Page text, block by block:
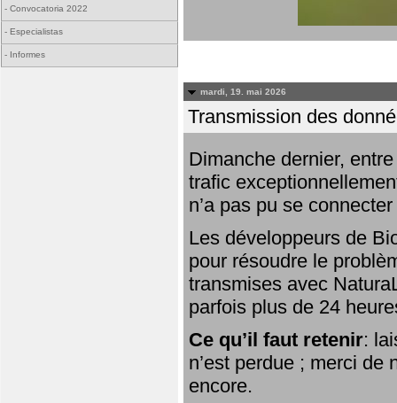
- Convocatoria 2022
- Especialistas
- Informes
mardi, 19. mai 2026
Transmission des
Dimanche dernier,
trafic
n’a pas pu se
Les développeurs de
pour résoudre le
transmises avec
parfois plus de 24
Ce qu’il faut retenir:
n’est perdue ; merci de
encore.